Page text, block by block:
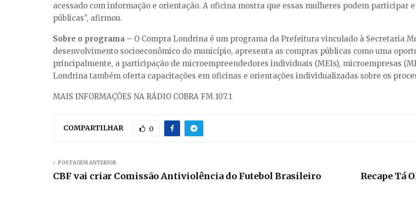
acessado com informação e orientação. A oficina mostra que essas mulheres podem participar
públicas”, afirmou.
Sobre o programa – O Compra Londrina é um programa da Prefeitura vinculado à Secretaria
desenvolvimento socioeconômico do município, apresenta as compras públicas como uma
principalmente, a participação de microempreendedores individuais (MEIs), microempresas
Londrina também oferta capacitações em oficinas e orientações individualizadas sobre os
MAIS INFORMAÇÕES NA RÁDIO COBRA FM 107.1
COMPARTILHAR 0
POSTAGEM ANTERIOR
CBF vai criar Comissão Antiviolência do Futebol Brasileiro
Recape Tá